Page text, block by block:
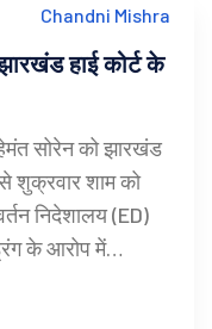
Chandni Mishra
हाई कोर्ट के
सोरेन को झारखंड
शुक्रवार शाम को
निदेशालय (ED)
के आरोप में